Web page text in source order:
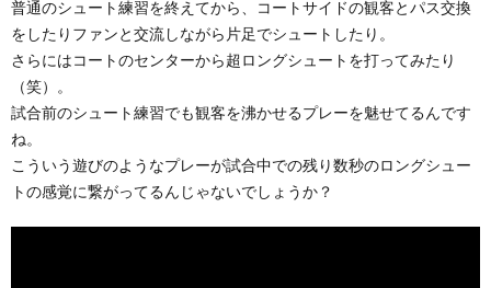
普通のシュート練習を終えてから、コートサイドの観客とパス交換
をしたりファンと交流しながら片足でシュートしたり。
さらにはコートのセンターから超ロングシュートを打ってみたり
（笑）。
試合前のシュート練習でも観客を沸かせるプレーを魅せてるんです
ね。
こういう遊びのようなプレーが試合中での残り数秒のロングシュー
トの感覚に繋がってるんじゃないでしょうか？